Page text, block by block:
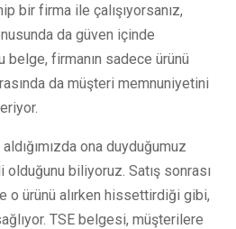
bir firma ile çalışıyorsanız,
da güven içinde
firmanın sadece ürünü
da müşteri memnuniyetini
ona duyduğumuz
biliyoruz. Satış sonrası
ürünü alırken hissettirdiği gibi,
TSE belgesi, müşterilere